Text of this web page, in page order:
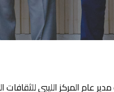
عام المركز الليبى للثقافات